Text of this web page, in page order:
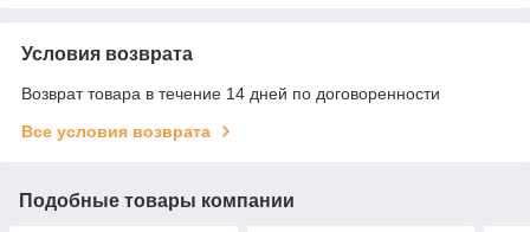
Условия возврата
Возврат товара в течение 14 дней по договоренности
Все условия возврата
Подобные товары компании